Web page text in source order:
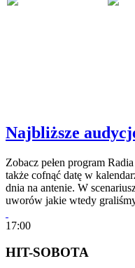
Najbliższe
Zobacz pełen program
także cofnąć datę w
dnia na antenie. W
uworów jakie wtedy
17:00
HIT-SOBOTA